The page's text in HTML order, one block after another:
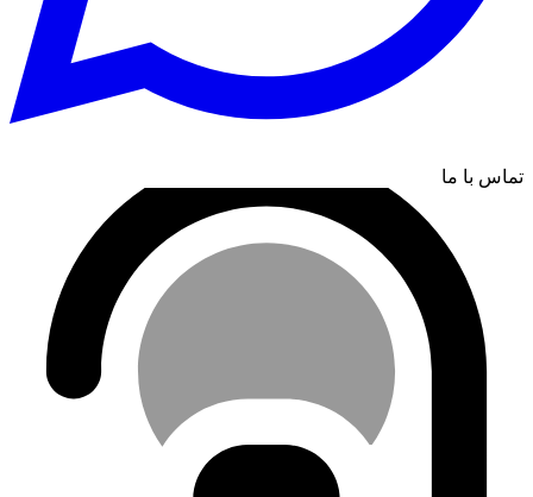
تماس با ما